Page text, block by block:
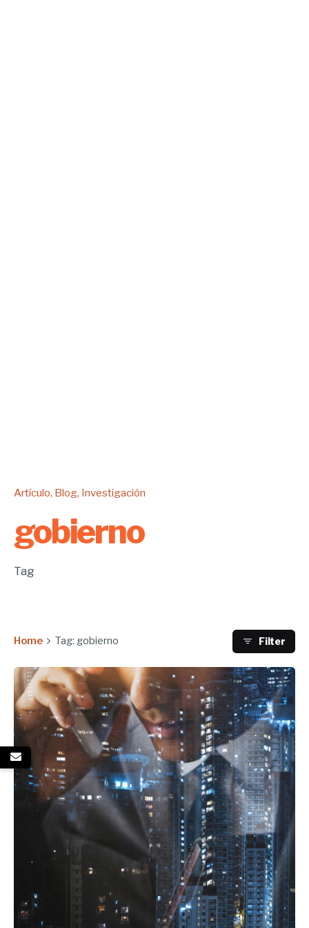
Artículo Blog Investigación
gobierno
Tag
Home Tag: gobierno Filter
Enviado por